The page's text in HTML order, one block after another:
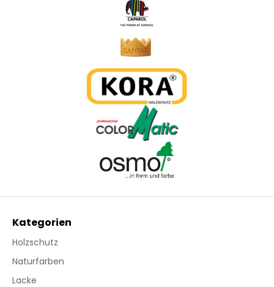
Kategorien
Holzschutz
Naturfarben
Lacke